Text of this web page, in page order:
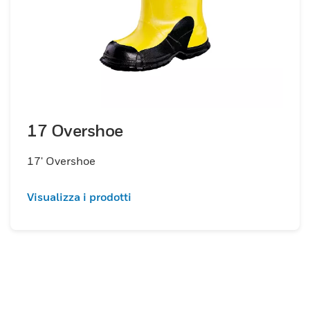
17 Overshoe
17' Overshoe
Visualizza i prodotti